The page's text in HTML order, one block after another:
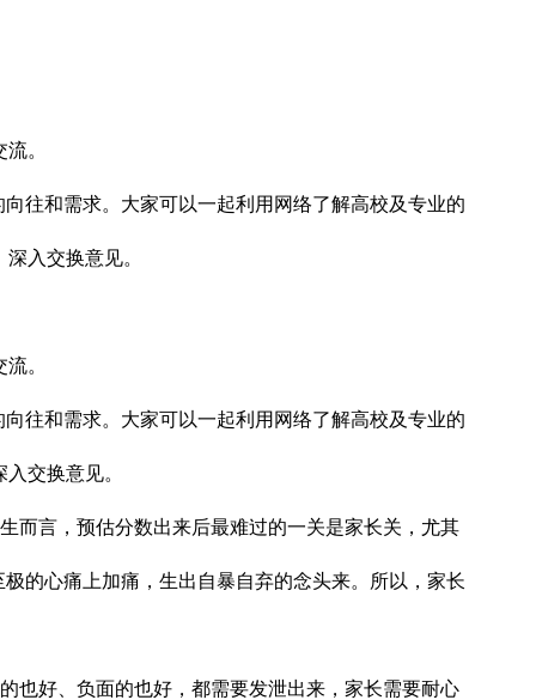
。
往和需求。大家可以一起利用网络了解高校及专业的
入交换意见。
。
往和需求。大家可以一起利用网络了解高校及专业的
交换意见。
而言，预估分数出来后最难过的一关是家长关，尤其
的心痛上加痛，生出自暴自弃的念头来。所以，家长
也好、负面的也好，都需要发泄出来，家长需要耐心